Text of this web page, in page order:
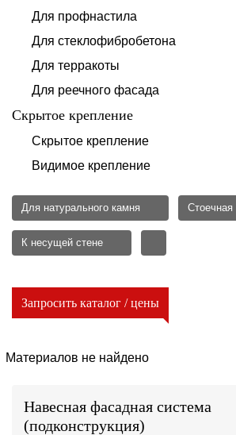
Для профнастила
Для стеклофибробетона
Для терракоты
Для реечного фасада
Скрытое крепление
Скрытое крепление
Видимое крепление
Для натурального камня Стоечная
К несущей стене
Запросить каталог / цены
Материалов не найдено
Навесная фасадная система
(подконструкция)